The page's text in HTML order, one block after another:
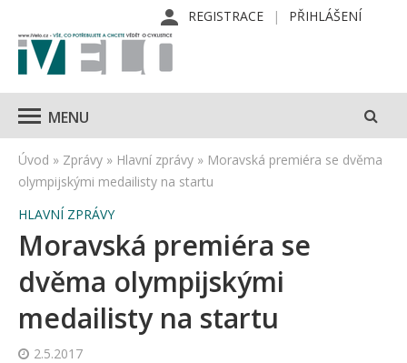
REGISTRACE PŘIHLÁŠENÍ
MENU
Úvod » Zprávy » Hlavní zprávy » Moravská premiéra se dvěma
olympijskými medailisty na startu
HLAVNÍ ZPRÁVY
Moravská premiéra se
dvěma olympijskými
medailisty na startu
2.5.2017